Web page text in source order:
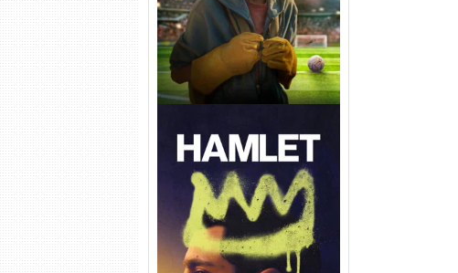
Hamlet Torrent (2026) WEB-
DL 1080p Dual Áudio